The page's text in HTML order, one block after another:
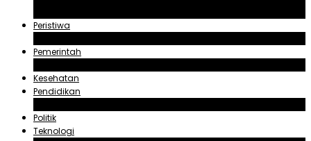
Peristiwa
Pemerintah
Kesehatan
Pendidikan
Politik
Teknologi